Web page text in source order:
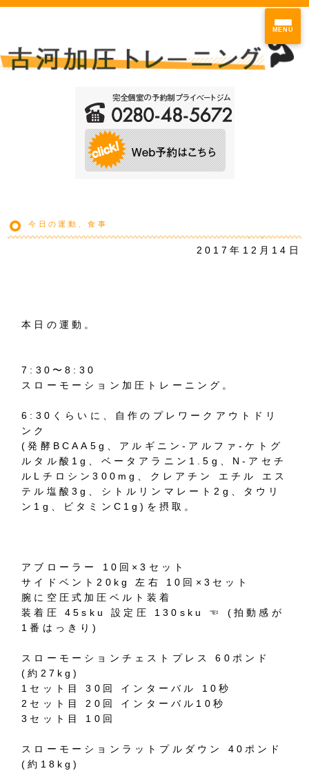
MENU
今日の運動、食事
2017年12月14日
本日の運動。
7:30〜8:30
スローモーション加圧トレーニング。
6:30くらいに、自作のプレワークアウトドリ
ンク
(発酵BCAA5g、アルギニン-アルファ-ケトグ
ルタル酸1g、ベータアラニン1.5g、N-アセチ
ルLチロシン300mg、クレアチン エチル エス
テル塩酸3g、シトルリンマレート2g、タウリ
ン1g、ビタミンC1g)を摂取。
アブローラー 10回×3セット
サイドベント20kg 左右 10回×3セット
腕に空圧式加圧ベルト装着
装着圧 45sku 設定圧 130sku ☜ (拍動感が
1番はっきり)
スローモーションチェストプレス 60ポンド
(約27kg)
1セット目 30回 インターバル 10秒
2セット目 20回 インターバル10秒
3セット目 10回
スローモーションラットプルダウン 40ポンド
(約18kg)